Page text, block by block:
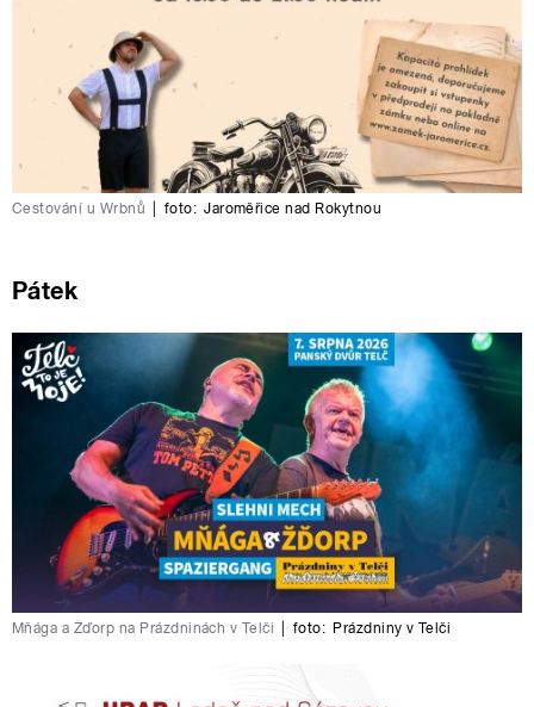
Cestování u Wrbnů foto: Jaroměřice nad Rokytnou
Pátek
Mňága a Žďorp na Prázdninách v Telči foto: Prázdniny v Telči